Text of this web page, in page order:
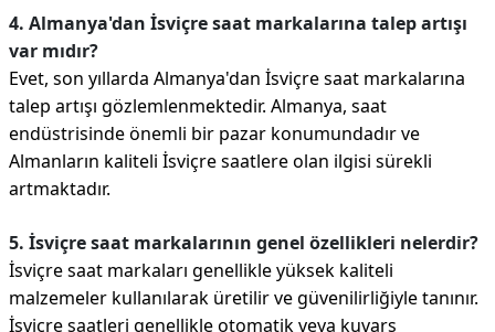
4. Almanya'dan İsviçre saat markalarına talep artışı
var mıdır?
Evet, son yıllarda Almanya'dan İsviçre saat markalarına
talep artışı gözlemlenmektedir. Almanya, saat
endüstrisinde önemli bir pazar konumundadır ve
Almanların kaliteli İsviçre saatlere olan ilgisi sürekli
artmaktadır.
5. İsviçre saat markalarının genel özellikleri nelerdir?
İsviçre saat markaları genellikle yüksek kaliteli
malzemeler kullanılarak üretilir ve güvenilirliğiyle tanınır.
İsviçre saatleri genellikle otomatik veya kuvars